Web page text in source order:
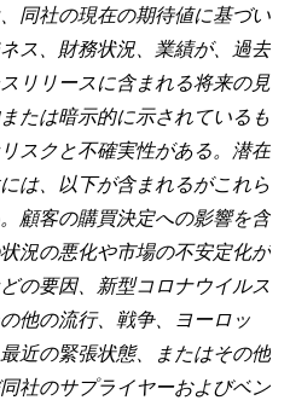
同社の現在の期待値に基づい
ス、財務状況、業績が、過去
リリースに含まれる将来の見
たは暗示的に示されているも
スクと不確実性がある。潜在
は、以下が含まれるがこれら
顧客の購買決定への影響を含
況の悪化や市場の不安定化が
の要因、新型コロナウイルス
他の流行、戦争、ヨーロッ
近の緊張状態、またはその他
社のサプライヤーおよびベン